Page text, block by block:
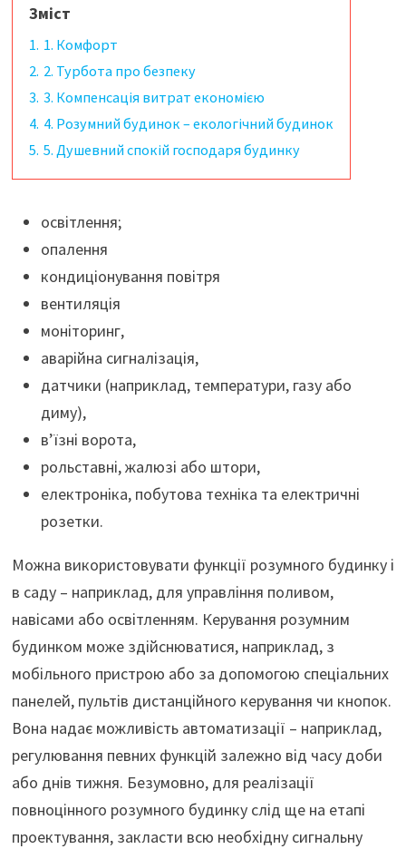
Зміст
1. 1. Комфорт
2. 2. Турбота про безпеку
3. 3. Компенсація витрат економією
4. 4. Розумний будинок – екологічний будинок
5. 5. Душевний спокій господаря будинку
освітлення;
опалення
кондиціонування повітря
вентиляція
моніторинг,
аварійна сигналізація,
датчики (наприклад, температури, газу або
диму),
в’їзні ворота,
рольставні, жалюзі або штори,
електроніка, побутова техніка та електричні
розетки.
Можна використовувати функції розумного будинку і
в саду – наприклад, для управління поливом,
навісами або освітленням. Керування розумним
будинком може здійснюватися, наприклад, з
мобільного пристрою або за допомогою спеціальних
панелей, пультів дистанційного керування чи кнопок.
Вона надає можливість автоматизації – наприклад,
регулювання певних функцій залежно від часу доби
або днів тижня. Безумовно, для реалізації
повноцінного розумного будинку слід ще на етапі
проектування, закласти всю необхідну сигнальну